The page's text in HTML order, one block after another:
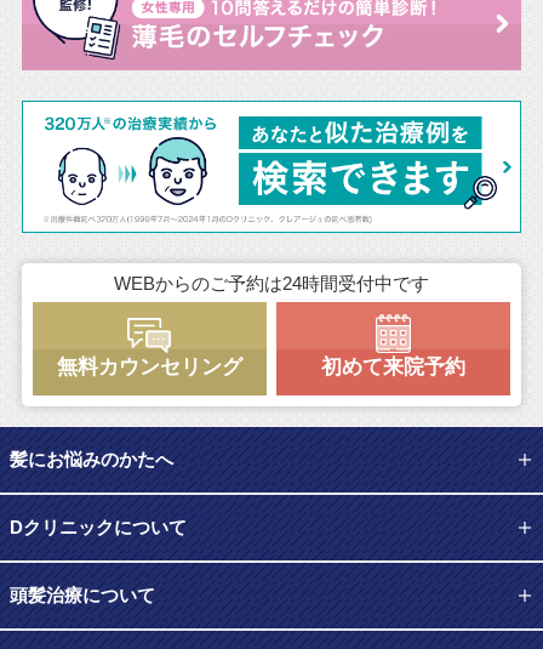
WEBからのご予約は24時間受付中です
無料カウンセリング 初めて来院予約
髪にお悩みのかたへ
Dクリニックについて
頭髪治療について